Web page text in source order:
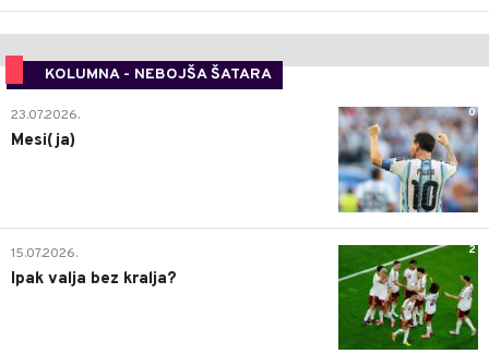
KOLUMNA - NEBOJŠA ŠATARA
0
23.07.2026.
Mesi(ja)
2
15.07.2026.
Ipak valja bez kralja?